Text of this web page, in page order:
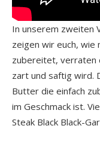
In unserem zweiten
zeigen wir euch, wie
zubereitet, verraten
zart und saftig wird.
Butter die einfach
im Geschmack ist.
Steak Black Black-